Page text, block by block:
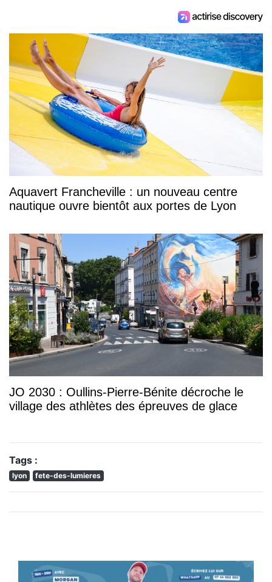
Aquavert Francheville : un nouveau centre
nautique ouvre bientôt aux portes de Lyon
JO 2030 : Oullins-Pierre-Bénite décroche le
village des athlètes des épreuves de glace
Tags :
lyon fete-des-lumieres